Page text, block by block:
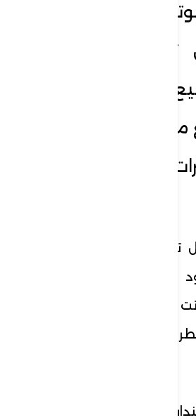
أدم" أن
تعليمات بعدم
حوادث التهريب
مصر، وخاصة التي
وتيرة عمليات
الجنوبية بين إسرائيل
تُوصف وفق وسائل
السريع للتهريب".
الإسرائيليات، وفق